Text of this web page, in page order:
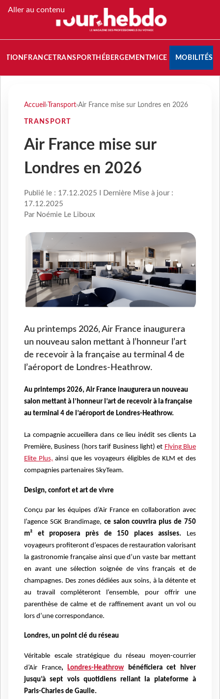
Aller au contenu
FRANCETRANSPORT HÉBERGEMENTMICE MOBILITÉS
Accueil › Transport›Air France mise sur Londres en 2026
TRANSPORT
Air France mise sur
Londres en 2026
Publié le : 17.12.2025 I Dernière Mise à jour :
17.12.2025
Par Noémie Le Liboux
Au printemps 2026, Air France inaugurera
un nouveau salon mettant à l’honneur l’art
de recevoir à la française au terminal 4 de
l’aéroport de Londres-Heathrow.
Au printemps 2026, Air France inaugurera un nouveau
salon mettant à l’honneur l’art de recevoir à la française
au terminal 4 de l’aéroport de Londres-Heathrow.
La compagnie accueillera dans ce lieu inédit ses clients La
Première, Business (hors tarif Business light) et Flying Blue
Elite Plus, ainsi que les voyageurs éligibles de KLM et des
compagnies partenaires SkyTeam.
Design, confort et art de vivre
Conçu par les équipes d’Air France en collaboration avec
l’agence SGK Brandimage, ce salon couvrira plus de 750
m² et proposera près de 150 places assises. Les
voyageurs profiteront d’espaces de restauration valorisant
la gastronomie française ainsi que d’un vaste bar mettant
en avant une sélection soignée de vins français et de
champagnes. Des zones dédiées aux soins, à la détente et
au travail compléteront l’ensemble, pour offrir une
parenthèse de calme et de raffinement avant un vol ou
lors d’une correspondance.
Londres, un point clé du réseau
Véritable escale stratégique du réseau moyen-courrier
d’Air France, Londres-Heathrow bénéficiera cet hiver
jusqu’à sept vols quotidiens reliant la plateforme à
Paris-Charles de Gaulle.